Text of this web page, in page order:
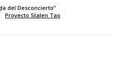
del Desconcierto”
Proyecto Stalen Tao